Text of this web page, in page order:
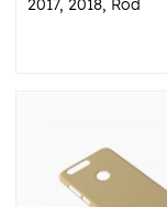
2017, 2018, Röd